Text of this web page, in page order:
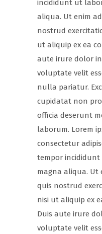
incididunt ut
aliqua. Ut enim
nostrud
ut aliquip ex ea
aute irure dolor
voluptate velit
nulla pariatur.
cupidatat non
officia deserunt
laborum. Lorem
consectetur
tempor
magna aliqua. Ut
quis nostrud
nisi ut aliquip ex
Duis aute irure
voluptate velit